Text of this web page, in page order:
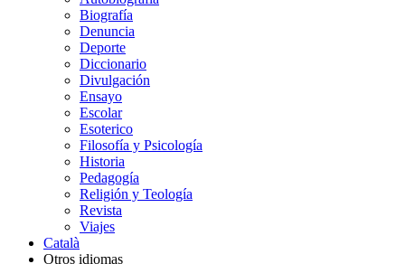
Biografía
Denuncia
Deporte
Diccionario
Divulgación
Ensayo
Escolar
Esoterico
Filosofía y Psicología
Historia
Pedagogía
Religión y Teología
Revista
Viajes
Català
Otros idiomas